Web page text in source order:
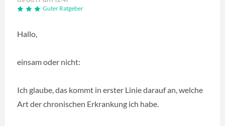
Guter Ratgeber
Hallo,
einsam oder nicht:
Ich glaube, das kommt in erster Linie darauf an, welche
Art der chronischen Erkrankung ich habe.